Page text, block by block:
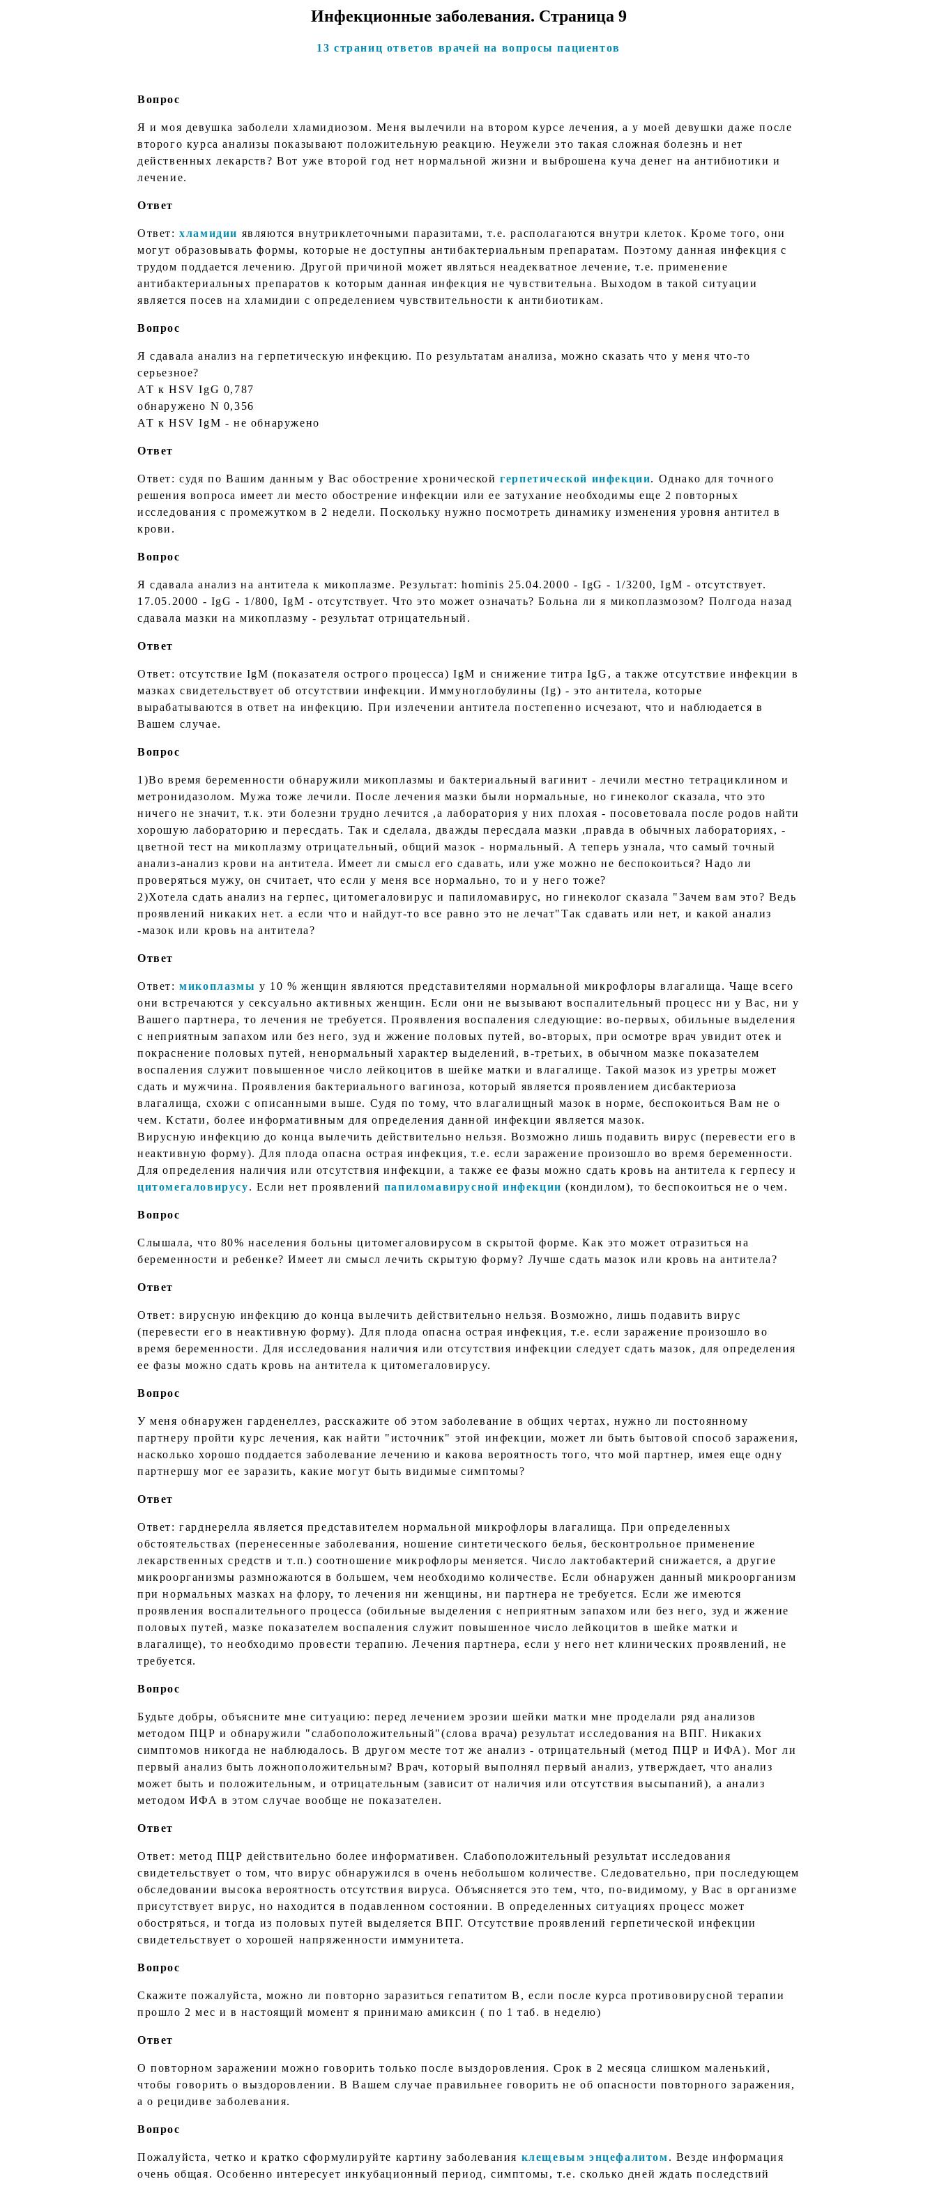
Инфекционные заболевания. Страница 9
13 страниц ответов врачей на вопросы пациентов
Вопрос
Я и моя девушка заболели хламидиозом. Меня вылечили на втором курсе лечения, а у моей девушки даже после
второго курса анализы показывают положительную реакцию. Неужели это такая сложная болезнь и нет
действенных лекарств? Вот уже второй год нет нормальной жизни и выброшена куча денег на антибиотики и
лечение.
Ответ
Ответ:хламидии являются внутриклеточными паразитами, т.е. располагаются внутри клеток. Кроме того, они
могут образовывать формы, которые не доступны антибактериальным препаратам. Поэтому данная инфекция с
трудом поддается лечению. Другой причиной может являться неадекватное лечение, т.е. применение
антибактериальных препаратов к которым данная инфекция не чувствительна. Выходом в такой ситуации
является посев на хламидии с определением чувствительности к антибиотикам.
Вопрос
Я сдавала анализ на герпетическую инфекцию. По результатам анализа, можно сказать что у меня что-то
серьезное?
АТ к HSV IgG 0,787
обнаружено N 0,356
АТ к HSV IgM - не обнаружено
Ответ
Ответ: судя по Вашим данным у Вас обострение хроническойгерпетической инфекции. Однако для точного
решения вопроса имеет ли место обострение инфекции или ее затухание необходимы еще 2 повторных
исследования с промежутком в 2 недели. Поскольку нужно посмотреть динамику изменения уровня антител в
крови.
Вопрос
Я сдавала анализ на антитела к микоплазме. Результат: hominis 25.04.2000 - IgG - 1/3200, IgM - отсутствует.
17.05.2000 - IgG - 1/800, IgM - отсутствует. Что это может означать? Больна ли я микоплазмозом? Полгода назад
сдавала мазки на микоплазму - результат отрицательный.
Ответ
Ответ: отсутствие IgM (показателя острого процесса) IgM и снижение титра IgG, а также отсутствие инфекции в
мазках свидетельствует об отсутствии инфекции. Иммуноглобулины (Ig) - это антитела, которые
вырабатываются в ответ на инфекцию. При излечении антитела постепенно исчезают, что и наблюдается в
Вашем случае.
Вопрос
1)Во время беременности обнаружили микоплазмы и бактериальный вагинит - лечили местно тетрациклином и
метронидазолом. Мужа тоже лечили. После лечения мазки были нормальные, но гинеколог сказала, что это
ничего не значит, т.к. эти болезни трудно лечится ,а лаборатория у них плохая - посоветовала после родов найти
хорошую лабораторию и пересдать. Так и сделала, дважды пересдала мазки ,правда в обычных лабораториях, -
цветной тест на микоплазму отрицательный, общий мазок - нормальный. А теперь узнала, что самый точный
анализ-анализ крови на антитела. Имеет ли смысл его сдавать, или уже можно не беспокоиться? Надо ли
проверяться мужу, он считает, что если у меня все нормально, то и у него тоже?
2)Хотела сдать анализ на герпес, цитомегаловирус и папиломавирус, но гинеколог сказала "Зачем вам это? Ведь
проявлений никаких нет. а если что и найдут-то все равно это не лечат"Так сдавать или нет, и какой анализ
-мазок или кровь на антитела?
Ответ
Ответ:микоплазмы у 10 % женщин являются представителями нормальной микрофлоры влагалища. Чаще всего
они встречаются у сексуально активных женщин. Если они не вызывают воспалительный процесс ни у Вас, ни у
Вашего партнера, то лечения не требуется. Проявления воспаления следующие: во-первых, обильные выделения
с неприятным запахом или без него, зуд и жжение половых путей, во-вторых, при осмотре врач увидит отек и
покраснение половых путей, ненормальный характер выделений, в-третьих, в обычном мазке показателем
воспаления служит повышенное число лейкоцитов в шейке матки и влагалище. Такой мазок из уретры может
сдать и мужчина. Проявления бактериального вагиноза, который является проявлением дисбактериоза
влагалища, схожи с описанными выше. Судя по тому, что влагалищный мазок в норме, беспокоиться Вам не о
чем. Кстати, более информативным для определения данной инфекции является мазок.
Вирусную инфекцию до конца вылечить действительно нельзя. Возможно лишь подавить вирус (перевести его в
неактивную форму). Для плода опасна острая инфекция, т.е. если заражение произошло во время беременности.
Для определения наличия или отсутствия инфекции, а также ее фазы можно сдать кровь на антитела к герпесу и
цитомегаловирусу. Если нет проявлений папиломавирусной инфекции (кондилом), то беспокоиться не о чем.
Вопрос
Слышала, что 80% населения больны цитомегаловирусом в скрытой форме. Как это может отразиться на
беременности и ребенке? Имеет ли смысл лечить скрытую форму? Лучше сдать мазок или кровь на антитела?
Ответ
Ответ: вирусную инфекцию до конца вылечить действительно нельзя. Возможно, лишь подавить вирус
(перевести его в неактивную форму). Для плода опасна острая инфекция, т.е. если заражение произошло во
время беременности. Для исследования наличия или отсутствия инфекции следует сдать мазок, для определения
ее фазы можно сдать кровь на антитела к цитомегаловирусу.
Вопрос
У меня обнаружен гарденеллез, расскажите об этом заболевание в общих чертах, нужно ли постоянному
партнеру пройти курс лечения, как найти "источник" этой инфекции, может ли быть бытовой способ заражения,
насколько хорошо поддается заболевание лечению и какова вероятность того, что мой партнер, имея еще одну
партнершу мог ее заразить, какие могут быть видимые симптомы?
Ответ
Ответ: гарднерелла является представителем нормальной микрофлоры влагалища. При определенных
обстоятельствах (перенесенные заболевания, ношение синтетического белья, бесконтрольное применение
лекарственных средств и т.п.) соотношение микрофлоры меняется. Число лактобактерий снижается, а другие
микроорганизмы размножаются в большем, чем необходимо количестве. Если обнаружен данный микроорганизм
при нормальных мазках на флору, то лечения ни женщины, ни партнера не требуется. Если же имеются
проявления воспалительного процесса (обильные выделения с неприятным запахом или без него, зуд и жжение
половых путей, мазке показателем воспаления служит повышенное число лейкоцитов в шейке матки и
влагалище), то необходимо провести терапию. Лечения партнера, если у него нет клинических проявлений, не
требуется.
Вопрос
Будьте добры, объясните мне ситуацию: перед лечением эрозии шейки матки мне проделали ряд анализов
методом ПЦР и обнаружили "слабоположительный"(слова врача) результат исследования на ВПГ. Никаких
симптомов никогда не наблюдалось. В другом месте тот же анализ - отрицательный (метод ПЦР и ИФА). Мог ли
первый анализ быть ложноположительным? Врач, который выполнял первый анализ, утверждает, что анализ
может быть и положительным, и отрицательным (зависит от наличия или отсутствия высыпаний), а анализ
методом ИФА в этом случае вообще не показателен.
Ответ
Ответ: метод ПЦР действительно более информативен. Слабоположительный результат исследования
свидетельствует о том, что вирус обнаружился в очень небольшом количестве. Следовательно, при последующем
обследовании высока вероятность отсутствия вируса. Объясняется это тем, что, по-видимому, у Вас в организме
присутствует вирус, но находится в подавленном состоянии. В определенных ситуациях процесс может
обостряться, и тогда из половых путей выделяется ВПГ. Отсутствие проявлений герпетической инфекции
свидетельствует о хорошей напряженности иммунитета.
Вопрос
Скажите пожалуйста, можно ли повторно заразиться гепатитом В, если после курса противовирусной терапии
прошло 2 мес и в настоящий момент я принимаю амиксин ( по 1 таб. в неделю)
Ответ
О повторном заражении можно говорить только после выздоровления. Срок в 2 месяца слишком маленький,
чтобы говорить о выздоровлении. В Вашем случае правильнее говорить не об опасности повторного заражения,
а о рецидиве заболевания.
Вопрос
Пожалуйста, четко и кратко сформулируйте картину заболевания клещевым энцефалитом. Везде информация
очень общая. Особенно интересует инкубационный период, симптомы, т.е. сколько дней ждать последствий